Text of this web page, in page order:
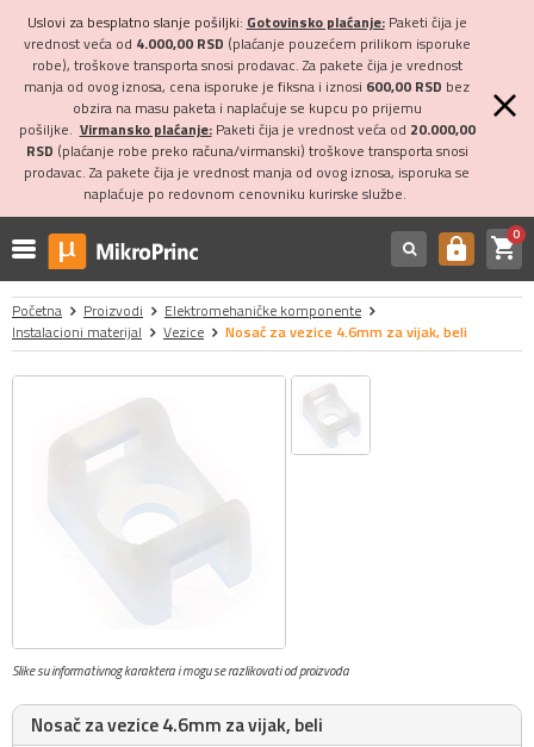
Uslovi za besplatno slanje pošiljki: Gotovinsko plaćanje:Paketi čija je
vrednost veća od 4.000,00 RSD (plaćanje pouzećem prilikom isporuke
robe), troškove transporta snosi prodavac. Za pakete čija je vrednost
manja od ovog iznosa, cena isporuke je fiksna i iznosi 600,00 RSD bez
obzira na masu paketa i naplaćuje se kupcu po prijemu
pošiljke. Virmansko plaćanje:Paketi čija je vrednost veća od 20.000,00
RSD (plaćanje robe preko računa/virmanski) troškove transporta snosi
prodavac. Za pakete čija je vrednost manja od ovog iznosa, isporuka se
naplaćuje po redovnom cenovniku kurirske službe.
https shopping_cart0
Početna Proizvodi
Elektromehaničke komponente
Instalacioni materijal
Vezice Nosač za vezice 4.6mm za vijak, beli
Slike su informativnog karaktera i mogu se razlikovati od proizvoda
Nosač za vezice 4.6mm za vijak, beli